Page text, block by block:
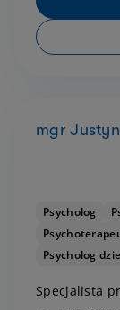
mgr
Psycholog
Psycholog
Specjalista